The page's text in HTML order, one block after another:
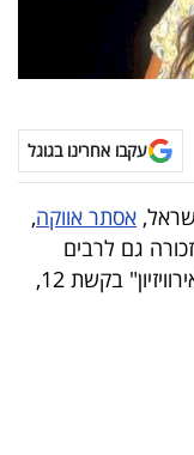
עקבו אחרינו בגוגל
אסתר אווקה,
זכורה גם לרבים
בזכות האודישן לריאליטי "הכוכב הבא לאירוויזיון" בקשת 12,